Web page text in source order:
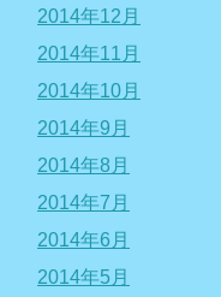
2014年12月
2014年11月
2014年10月
2014年9月
2014年8月
2014年7月
2014年6月
2014年5月